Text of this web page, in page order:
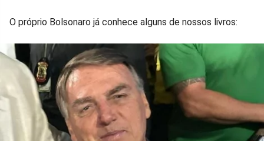
O próprio Bolsonaro já conhece alguns de nossos livros: